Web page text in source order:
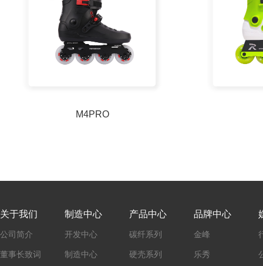
M4PRO
关于我们
公司简介
董事长致词
制造中心
开发中心
制造中心
产品中心
碳纤系列
硬壳系列
品牌中心
金峰
乐秀